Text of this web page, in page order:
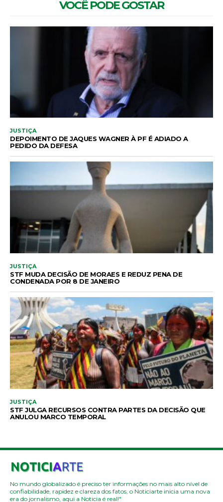
VOCÊ PODE GOSTAR
JUSTIÇA
DEPOIMENTO DE JAQUES WAGNER À PF É ADIADO A
PEDIDO DA DEFESA
JUSTIÇA
STF MUDA DECISÃO DE MORAES E REDUZ PENA DE
CONDENADA POR 8 DE JANEIRO
JUSTIÇA
STF JULGA RECURSOS CONTRA PARTES DA DECISÃO QUE
ANULOU MARCO TEMPORAL
No mundo globalizado é preciso ter informações no mais alto nível de
confiabilidade, rapidez e clareza dos fatos, o Noticiarte inicia uma nova
era do jornalismo, aqui a Noticia é real!"